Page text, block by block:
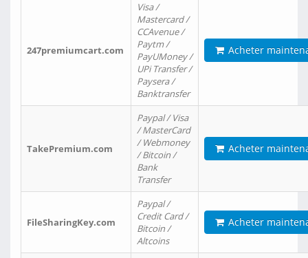
247premiumcart.com
Visa /
Mastercard /
CCAvenue /
Paytm /
PayUMoney /
UPi Transfer /
Paysera /
Banktransfer
Acheter
TakePremium.com
Paypal / Visa
/ MasterCard
/ Webmoney
/ Bitcoin /
Bank
Transfer
Acheter
FileSharingKey.com
Paypal /
Credit Card /
Bitcoin /
Altcoins
Acheter